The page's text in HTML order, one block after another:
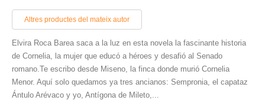
Altres productes del mateix autor
Elvira Roca Barea saca a la luz en esta novela la fascinante historia
de Cornelia, la mujer que educó a héroes y desafió al Senado
romano.Te escribo desde Miseno, la finca donde murió Cornelia
Menor. Aquí solo quedamos ya tres ancianos: Sem­pronia, el capataz
Ántulo Arévaco y yo, Antígona de Mileto,...